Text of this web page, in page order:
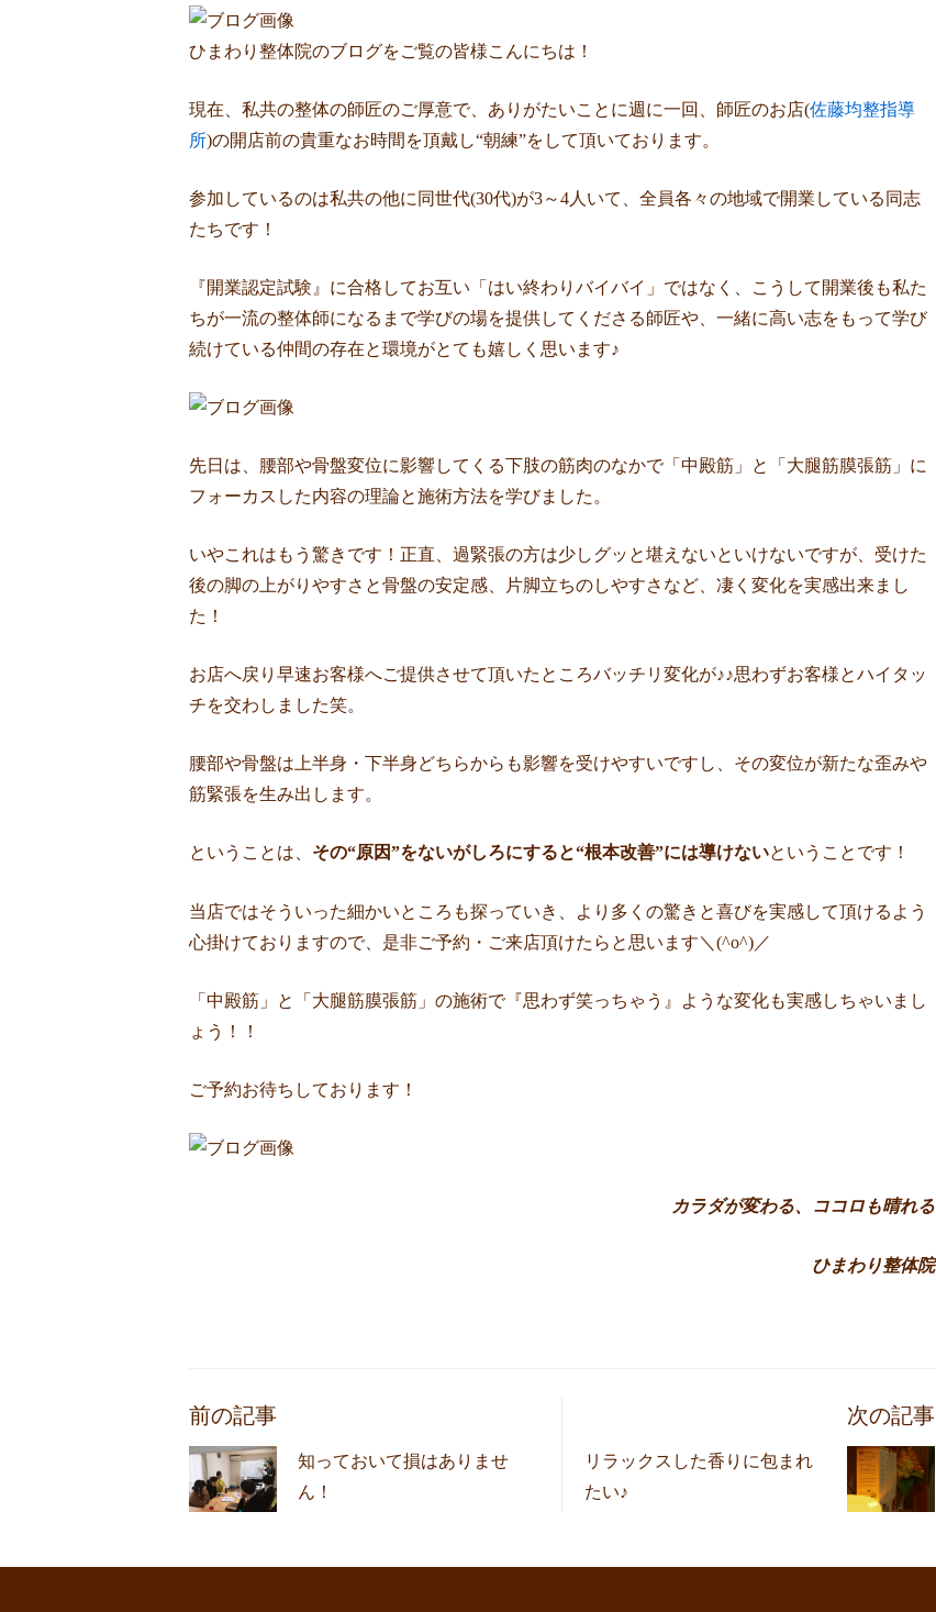
ひまわり整体院のブログをご覧の皆様こんにちは！
現在、私共の整体の師匠のご厚意で、ありがたいことに週に一回、師匠のお店(佐藤均整指導
所)の開店前の貴重なお時間を頂戴し“朝練”をして頂いております。
参加しているのは私共の他に同世代(30代)が3～4人いて、全員各々の地域で開業している同志
たちです！
『開業認定試験』に合格してお互い「はい終わりバイバイ」ではなく、こうして開業後も私た
ちが一流の整体師になるまで学びの場を提供してくださる師匠や、一緒に高い志をもって学び
続けている仲間の存在と環境がとても嬉しく思います♪
先日は、腰部や骨盤変位に影響してくる下肢の筋肉のなかで「中殿筋」と「大腿筋膜張筋」に
フォーカスした内容の理論と施術方法を学びました。
いやこれはもう驚きです！正直、過緊張の方は少しグッと堪えないといけないですが、受けた
後の脚の上がりやすさと骨盤の安定感、片脚立ちのしやすさなど、凄く変化を実感出来まし
た！
お店へ戻り早速お客様へご提供させて頂いたところバッチリ変化が♪♪思わずお客様とハイタッ
チを交わしました笑。
腰部や骨盤は上半身・下半身どちらからも影響を受けやすいですし、その変位が新たな歪みや
筋緊張を生み出します。
ということは、 その“原因”をないがしろにすると“根本改善”には導けないということです！
当店ではそういった細かいところも探っていき、より多くの驚きと喜びを実感して頂けるよう
心掛けておりますので、是非ご予約・ご来店頂けたらと思います＼(^o^)／
「中殿筋」と「大腿筋膜張筋」の施術で『思わず笑っちゃう』ような変化も実感しちゃいまし
ょう！！
ご予約お待ちしております！
カラダが変わる、ココロも晴れる
ひまわり整体院
前の記事
知っておいて損はありませ
ん！
次の記事
リラックスした香りに包まれ
たい♪